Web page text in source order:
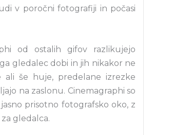
v poročni fotografiji in počasi
od ostalih gifov razlikujejo
gledalec dobi in jih nikakor ne
ali še huje, predelane izrezke
na zaslonu. Cinemagraphi so
prisotno fotografsko oko, z
gledalca.